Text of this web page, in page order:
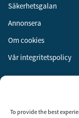
To provide the best
Säkerhetsgalan
Annonsera
Om cookies
Vår integritetspolicy